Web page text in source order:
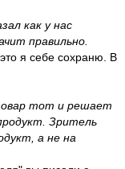
как у нас
правильно.
я себе сохраню. В
тот и решает
Зритель
а не на